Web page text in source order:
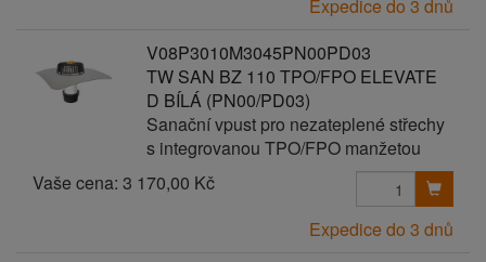
Expedice do 3 dnů
V08P3010M3045PN00PD03
TW SAN BZ 110 TPO/FPO ELEVATE
D BÍLÁ (PN00/PD03)
Sanační vpust pro nezateplené střechy
s integrovanou TPO/FPO manžetou
Vaše cena: 3 170,00 Kč
Expedice do 3 dnů